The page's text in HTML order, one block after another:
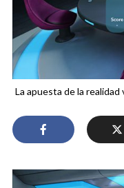
La apuesta de la